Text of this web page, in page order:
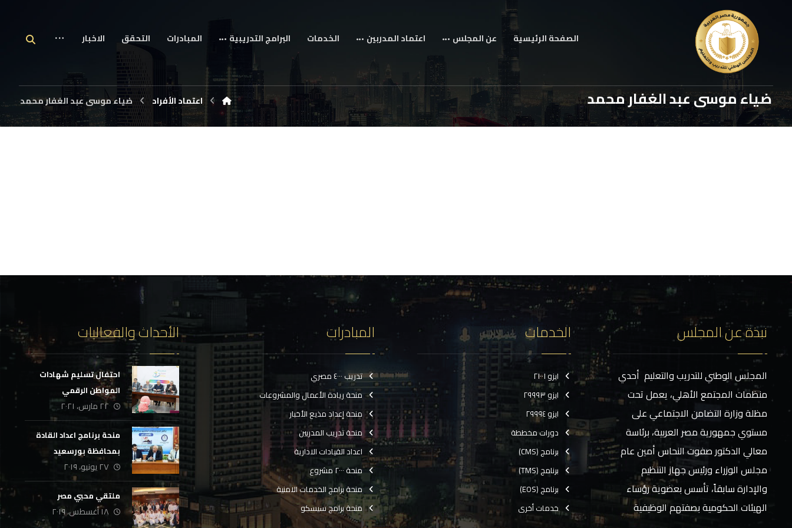
الصفحة الرئيسية عن المجلس اعتماد المدربين الخدمات البرامج التدريبية المبادرات التحقق الاخبار
ضياء موسى عبد الغفار محمد اعتماد الأفراد ضياء موسى عبد الغفار محمد
نبذة عن المجلس
المجلس الوطني للتدريب والتعليم أحدي
منظمات المجتمع الأهلي، يعمل تحت
مظلة وزارة التضامن الاجتماعي على
مستوي جمهورية مصر العربية، برئاسة
معالي الدكتور صفوت النحاس أمين عام
مجلس الوزراء ورئيس جهاز التنظيم
والإدارة سابقاً، تأسس بعضوية رؤساء
الهيئات الحكومية بصفتهم الوظيفية
الخدمات
ايزو ٢١٠٠١
ايزو ٢٩٩٩٣
ايزو ٢٩٩٩٤
دورات مخططة
برنامج (CMS)
برنامج (TMS)
برنامج (EOS)
خدمات أخرى
المبادرات
تدريب ٤٠٠٠ مصري
منحة ريادة الأعمال والمشروعات
منحة إعداد مذيع الأخبار
منحة تدريب المدربين
اعداد القيادات الادارية
منحة ٢٠٠٠ مشروع
منحة برامج الخدمات الامنية
منحة برامج سيسكو
الأحداث والفعاليات
احتفال تسليم شهادات
المواطن الرقمي
٢٢ مارس، ٢٠٢١
منحة برنامج اعداد القادة
بمحافظة بورسعيد
٢٧ يونيو، ٢٠١٩
ملتقي محبي مصر
١٨ أغسطس، ٢٠١٩